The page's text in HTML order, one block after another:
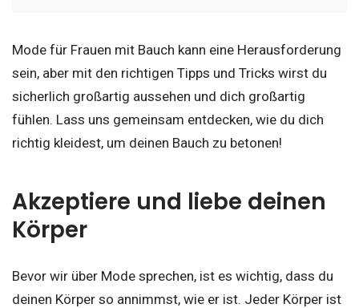
Mode für Frauen mit Bauch kann eine Herausforderung
sein, aber mit den richtigen Tipps und Tricks wirst du
sicherlich großartig aussehen und dich großartig
fühlen. Lass uns gemeinsam entdecken, wie du dich
richtig kleidest, um deinen Bauch zu betonen!
Akzeptiere und liebe deinen
Körper
Bevor wir über Mode sprechen, ist es wichtig, dass du
deinen Körper so annimmst, wie er ist. Jeder Körper ist